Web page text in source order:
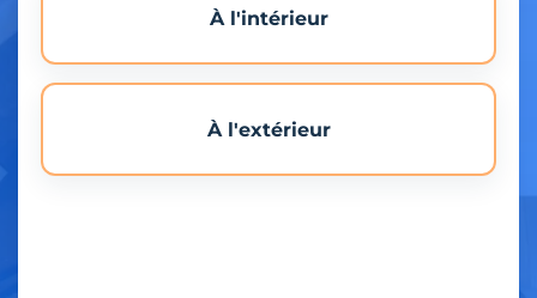
À l'intérieur
À l'extérieur